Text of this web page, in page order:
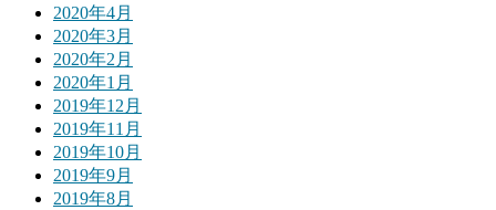
2020年4月
2020年3月
2020年2月
2020年1月
2019年12月
2019年11月
2019年10月
2019年9月
2019年8月